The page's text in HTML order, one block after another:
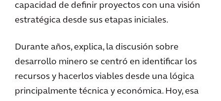
capacidad de definir proyectos con una visión
estratégica desde sus etapas iniciales.
Durante años, explica, la discusión sobre
desarrollo minero se centró en identificar los
recursos y hacerlos viables desde una lógica
principalmente técnica y económica. Hoy, esa